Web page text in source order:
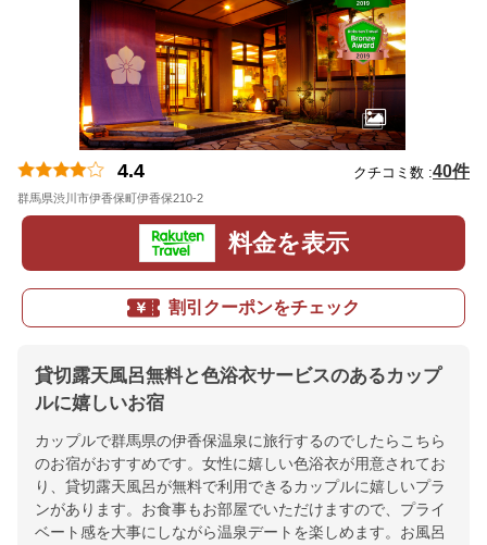
4.4 クチコミ数 :40件
群馬県渋川市伊香保町伊香保210-2
料金を表示
割引クーポンをチェック
貸切露天風呂無料と色浴衣サービスのあるカップ
ルに嬉しいお宿
カップルで群馬県の伊香保温泉に旅行するのでしたらこちら
のお宿がおすすめです。女性に嬉しい色浴衣が用意されてお
り、貸切露天風呂が無料で利用できるカップルに嬉しいプラ
ンがあります。お食事もお部屋でいただけますので、プライ
ベート感を大事にしながら温泉デートを楽しめます。お風呂